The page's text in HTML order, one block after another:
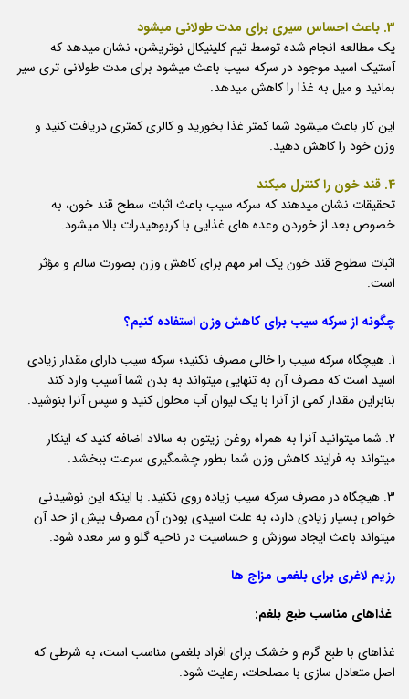
3. باعث احساس سیری برای مدت طولانی میشود
یک مطالعه انجام شده توسط تیم کلینیکال نوتریشن، نشان میدهد که
آستیک اسید موجود در سرکه سیب باعث میشود برای مدت طولانی تری سیر
بمانید و میل به غذا را کاهش میدهد.
این کار باعث میشود شما کمتر غذا بخورید و کالری کمتری دریافت کنید و
وزن خود را کاهش دهید.
4. قند خون را کنترل میکند
تحقیقات نشان میدهند که سرکه سیب باعث اثبات سطح قند خون، به
خصوص بعد از خوردن وعده های غذایی با کربوهیدرات بالا میشود.
اثبات سطوح قند خون یک امر مهم برای کاهش وزن بصورت سالم و مؤثر
است.
چگونه از سرکه سیب برای کاهش وزن استفاده کنیم؟
1. هیچگاه سرکه سیب را خالی مصرف نکنید؛ سرکه سیب دارای مقدار زیادی
اسید است که مصرف آن به تنهایی میتواند به بدن شما آسیب وارد کند
بنابراین مقدار کمی از آنرا با یک لیوان آب محلول کنید و سپس آنرا بنوشید.
2. شما میتوانید آنرا به همراه روغن زیتون به سالاد اضافه کنید که اینکار
میتواند به فرایند کاهش وزن شما بطور چشمگیری سرعت ببخشد.
3. هیچگاه در مصرف سرکه سیب زیاده روی نکنید. با اینکه این نوشیدنی
خواص بسیار زیادی دارد، به علت اسیدی بودن آن مصرف بیش از حد آن
میتواند باعث ایجاد سوزش و حساسیت در ناحیه گلو و سر معده شود.
رزیم لاغری برای بلغمی مزاج ها
غذاهای مناسب طبع بلغم:
غذاهای با طبع گرم و خشک برای افراد بلغمی مناسب است، به شرطی که
اصل متعادل سازی با مصلحات، رعایت شود.